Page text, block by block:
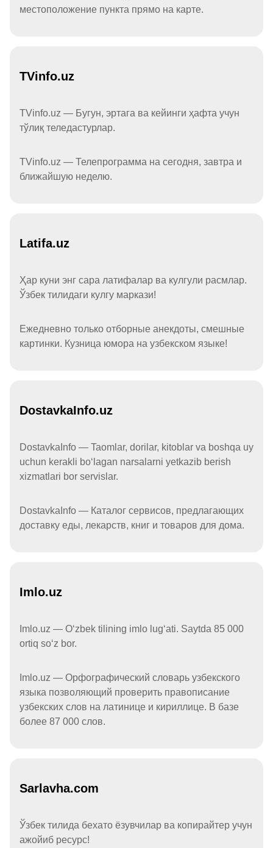
местоположение пункта прямо на карте.
TVinfo.uz
TVinfo.uz — Бугун, эртага ва кейинги ҳафта учун
тўлиқ теледастурлар.
TVinfo.uz — Телепрограмма на сегодня, завтра и
ближайшую неделю.
Latifa.uz
Ҳар куни энг сара латифалар ва кулгули расмлар.
Ўзбек тилидаги кулгу маркази!
Ежедневно только отборные анекдоты, смешные
картинки. Кузница юмора на узбекском языке!
DostavkaInfo.uz
DostavkaInfo — Taomlar, dorilar, kitoblar va boshqa uy
uchun kerakli boʻlagan narsalarni yetkazib berish
xizmatlari bor servislar.
DostavkaInfo — Каталог сервисов, предлагающих
доставку еды, лекарств, книг и товаров для дома.
Imlo.uz
Imlo.uz — Oʻzbek tilining imlo lugʻati. Saytda 85 000
ortiq soʻz bor.
Imlo.uz — Орфографический словарь узбекского
языка позволяющий проверить правописание
узбекских слов на латинице и кириллице. В базе
более 87 000 слов.
Sarlavha.com
Ўзбек тилида бехато ёзувчилар ва копирайтер учун
ажойиб ресурс!